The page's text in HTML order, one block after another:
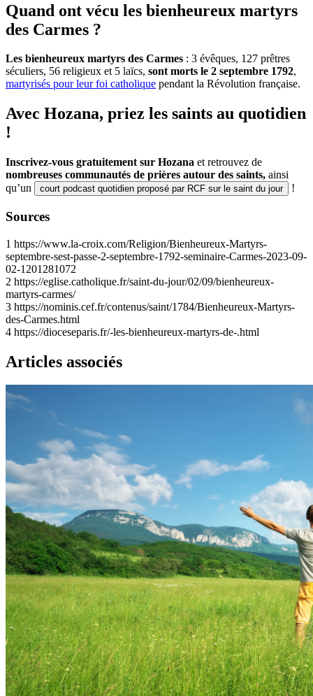
Quand ont vécu les bienheureux martyrs
des Carmes ?
Les bienheureux martyrs des Carmes : 3 évêques, 127 prêtres
séculiers, 56 religieux et 5 laïcs, sont morts le 2 septembre 1792,
martyrisés pour leur foi catholique pendant la Révolution française.
Avec Hozana, priez les saints au quotidien
!
Inscrivez-vous gratuitement sur Hozana et retrouvez de
nombreuses communautés de prières autour des saints, ainsi
qu’un
court podcast quotidien proposé par RCF sur le saint du jour !
Sources
1 https://www.la-croix.com/Religion/Bienheureux-Martyrs-
septembre-sest-passe-2-septembre-1792-seminaire-Carmes-2023-09-
02-1201281072
2 https://eglise.catholique.fr/saint-du-jour/02/09/bienheureux-
martyrs-carmes/
3 https://nominis.cef.fr/contenus/saint/1784/Bienheureux-Martyrs-
des-Carmes.html
4 https://dioceseparis.fr/-les-bienheureux-martyrs-de-.html
Articles associés